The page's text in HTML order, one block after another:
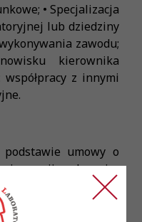
• Specjalizacja
lub dziedziny
zawodu;
kierownika
z innymi
umowy o
pozycji rynkowej; •
profesjonalistów; •
technologii